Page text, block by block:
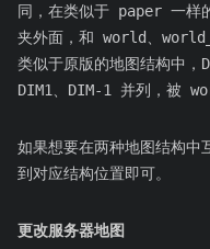
同，在类似于 paper 一样
夹外面，和 world、
类似于原版的地图结构中
DIM1、DIM-1 并列，被
如果想要在两种地图结构中
到对应结构位置即可。
更改服务器地图